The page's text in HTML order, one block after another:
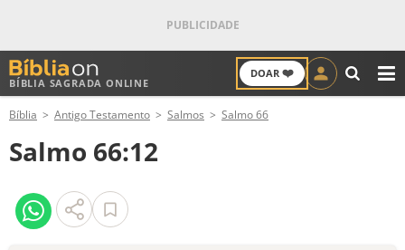
BÍBLIA SAGRADA ONLINE
DOAR ❤️
ANTIGO TESTAMENTO
NOVO TESTAMENTO
VERSÍCULOS
Bíblia Antigo Testamento Salmos Salmo 66
Salmo 66:12